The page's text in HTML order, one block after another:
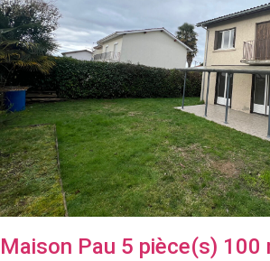
Maison Pau 5 pièce(s) 100